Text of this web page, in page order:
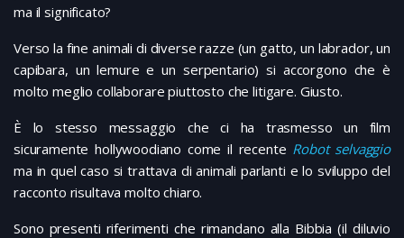
ma il significato?
Verso la fine animali di diverse razze (un gatto, un labrador, un
capibara, un lemure e un serpentario) si accorgono che è
molto meglio collaborare piuttosto che litigare. Giusto.
È lo stesso messaggio che ci ha trasmesso un film
sicuramente hollywoodiano come il recente Robot selvaggio
ma in quel caso si trattava di animali parlanti e lo sviluppo del
racconto risultava molto chiaro.
Sono presenti riferimenti che rimandano alla Bibbia (il diluvio